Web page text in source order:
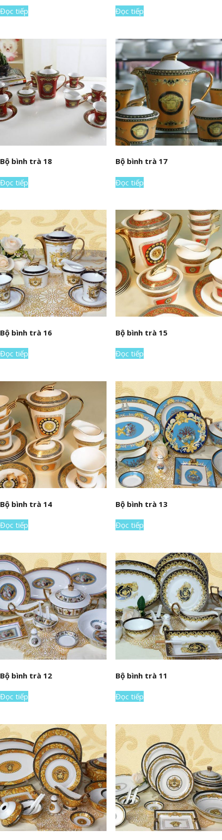
Đọc tiếp Đọc tiếp
Bộ bình trà 18
Đọc tiếp
Bộ bình trà 17
Đọc tiếp
Bộ bình trà 16
Đọc tiếp
Bộ bình trà 15
Đọc tiếp
Bộ bình trà 14
Đọc tiếp
Bộ bình trà 13
Đọc tiếp
Bộ bình trà 12
Đọc tiếp
Bộ bình trà 11
Đọc tiếp